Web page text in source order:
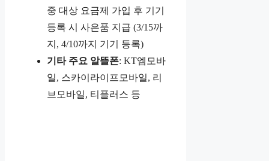
중 대상 요금제 가입 후 기기
등록 시 사은품 지급 (3/15까
지, 4/10까지 기기 등록)
기타 주요 알뜰폰: KT엠모바
일, 스카이라이프모바일, 리
브모바일, 티플러스 등